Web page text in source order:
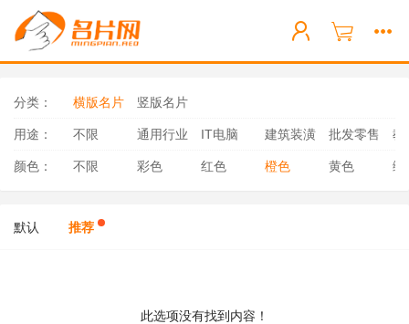
分类： 横版名片 竖版名片
用途： 不限 通用行业 IT电脑 建筑装潢 批发零售 教
颜色： 不限 彩色 红色 橙色 黄色 绿
默认 推荐
此选项没有找到内容！